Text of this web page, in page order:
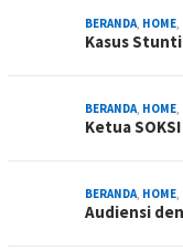
BERANDA, HOME,
Kasus
BERANDA, HOME,
Ketua
BERANDA, HOME,
Audiensi